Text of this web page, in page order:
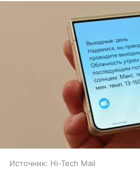
Источник: Hi-Tech Mail